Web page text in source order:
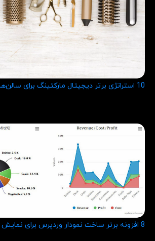
10 استراتژی برتر دیجیتال مارکتینگ برای سالن‌های زیبایی
8 افزونه برتر ساخت نمودار وردپرس برای نمایش داده‌ها